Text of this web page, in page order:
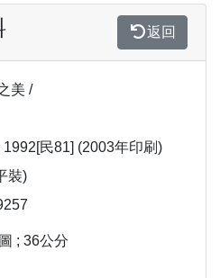
返回
美 /
1992[民81] (2003年印刷)
裝)
; 36公分